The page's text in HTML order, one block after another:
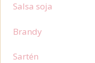
Salsa soja
Brandy
Sartén